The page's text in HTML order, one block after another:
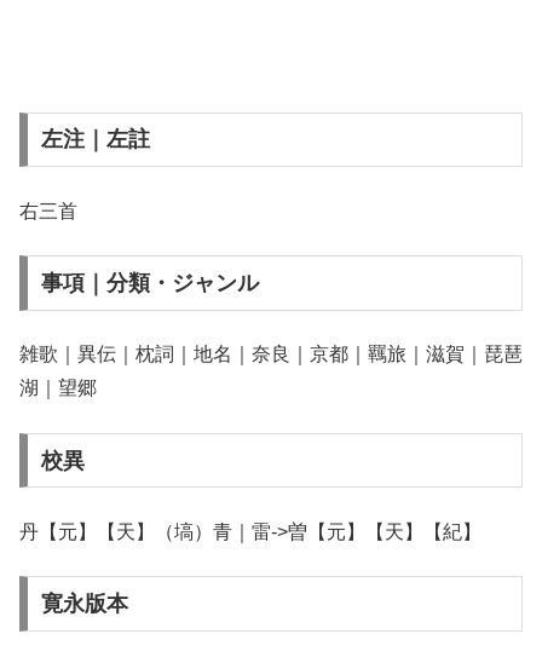
左注｜左註
右三首
事項｜分類・ジャンル
雑歌｜異伝｜枕詞｜地名｜奈良｜京都｜羈旅｜滋賀｜琵琶
湖｜望郷
校異
丹【元】【天】（塙）青｜雷->曽【元】【天】【紀】
寛永版本